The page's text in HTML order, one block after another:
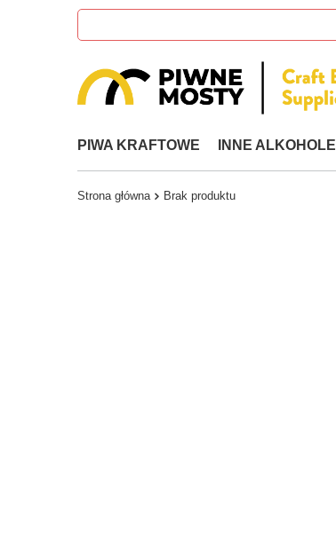
PIWA KRAFTOWE INNE ALKOHOLE
Strona główna Brak produktu